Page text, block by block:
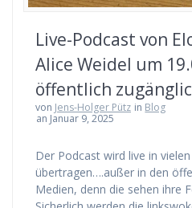
Live-Podcast von
Alice Weidel um
öffentlich
von Jens-Holger Pütz in Blog
an Januar 9, 2025
Der Podcast wird live in
übertragen….außer in den
Medien, denn die sehen ihre